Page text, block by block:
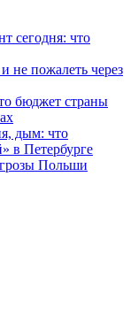
сегодня: что
не пожалеть через
бюджет страны
дым: что
в Петербурге
Польши